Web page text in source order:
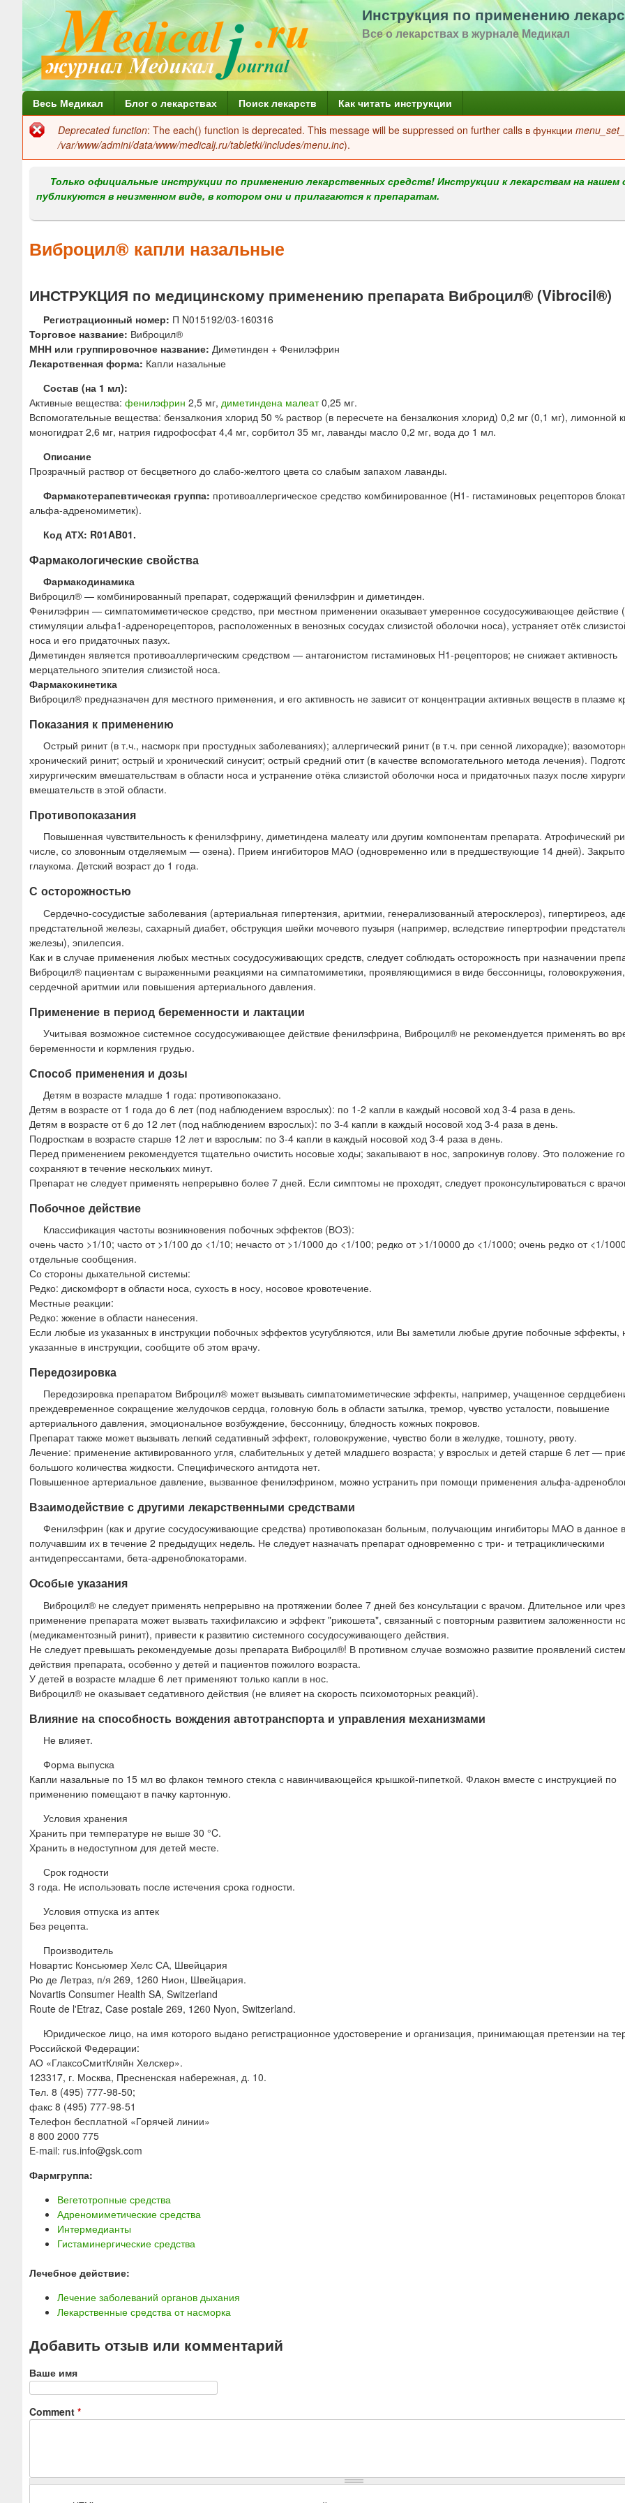
Перейти
к
содержанию
Инструкция по применению
Все о лекарствах в журнале Медикал
Г
л
н
м
н
Весь Медикал Блог о лекарствах Поиск лекарств Как читать инструкции
Сообщение
об
ошибке
Deprecated function: The each() function is deprecated. This message will be suppressed on further calls в функции
/var/www/admini/data/www/medicalj.ru/tabletki/includes/menu.inc).
Только официальные инструкции по применению лекарственных средств! Инструкции к лекарствам на нашем
публикуются в неизменном виде, в котором они и прилагаются к препаратам.
Виброцил® капли назальные
ИНСТРУКЦИЯ по медицинскому применению препарата Виброцил® (Vibrocil®)
Регистрационный номер: П N015192/03-160316
Торговое название: Виброцил®
МНН или группировочное название: Диметинден + Фенилэфрин
Лекарственная форма: Капли назальные
Состав (на 1 мл):
Активные вещества: фенилэфрин 2,5 мг, диметиндена малеат0,25 мг.
Вспомогательные вещества: бензалкония хлорид 50 % раствор (в пересчете на бензалкония хлорид) 0,2 мг (0,1 мг), лимонной
моногидрат 2,6 мг, натрия гидрофосфат 4,4 мг, сорбитол 35 мг, лаванды масло 0,2 мг, вода до 1 мл.
Описание
Прозрачный раствор от бесцветного до слабо-желтого цвета со слабым запахом лаванды.
Фармакотерапевтическая группа: противоаллергическое средство комбинированное (Н1- гистаминовых рецепторов
альфа-адреномиметик).
Код АТХ: R01AB01.
Фармакологические свойства
Фармакодинамика
Виброцил® — комбинированный препарат, содержащий фенилэфрин и диметинден.
Фенилэфрин — симпатомиметическое средство, при местном применении оказывает умеренное сосудосуживающее действие
стимуляции альфа1-адренорецепторов, расположенных в венозных сосудах слизистой оболочки носа), устраняет отёк
носа и его придаточных пазух.
Диметинден является противоаллергическим средством — антагонистом гистаминовых H1-рецепторов; не снижает активность
мерцательного эпителия слизистой носа.
Фармакокинетика
Виброцил® предназначен для местного применения, и его активность не зависит от концентрации активных веществ в плазме
Показания к применению
Острый ринит (в т.ч., насморк при простудных заболеваниях); аллергический ринит (в т.ч. при сенной лихорадке);
хронический ринит; острый и хронический синусит; острый средний отит (в качестве вспомогательного метода лечения).
хирургическим вмешательствам в области носа и устранение отёка слизистой оболочки носа и придаточных пазух после
вмешательств в этой области.
Противопоказания
Повышенная чувствительность к фенилэфрину, диметиндена малеату или другим компонентам препарата. Атрофический
числе, со зловонным отделяемым — озена). Прием ингибиторов МАО (одновременно или в предшествующие 14 дней).
глаукома. Детский возраст до 1 года.
С осторожностью
Сердечно-сосудистые заболевания (артериальная гипертензия, аритмии, генерализованный атеросклероз), гипертиреоз,
предстательной железы, сахарный диабет, обструкция шейки мочевого пузыря (например, вследствие гипертрофии
железы), эпилепсия.
Как и в случае применения любых местных сосудосуживающих средств, следует соблюдать осторожность при назначении
Виброцил® пациентам с выраженными реакциями на симпатомиметики, проявляющимися в виде бессонницы,
сердечной аритмии или повышения артериального давления.
Применение в период беременности и лактации
Учитывая возможное системное сосудосуживающее действие фенилэфрина, Виброцил® не рекомендуется применять во
беременности и кормления грудью.
Способ применения и дозы
Детям в возрасте младше 1 года: противопоказано.
Детям в возрасте от 1 года до 6 лет (под наблюдением взрослых): по 1-2 капли в каждый носовой ход 3-4 раза в день.
Детям в возрасте от 6 до 12 лет (под наблюдением взрослых): по 3-4 капли в каждый носовой ход 3-4 раза в день.
Подросткам в возрасте старше 12 лет и взрослым: по 3-4 капли в каждый носовой ход 3-4 раза в день.
Перед применением рекомендуется тщательно очистить носовые ходы; закапывают в нос, запрокинув голову. Это положение
сохраняют в течение нескольких минут.
Препарат не следует применять непрерывно более 7 дней. Если симптомы не проходят, следует проконсультироваться с
Побочное действие
Классификация частоты возникновения побочных эффектов (ВОЗ):
очень часто >1/10; часто от >1/100 до <1/10; нечасто от >1/1000 до <1/100; редко от >1/10000 до <1/1000; очень редко от <1/
отдельные сообщения.
Со стороны дыхательной системы:
Редко: дискомфорт в области носа, сухость в носу, носовое кровотечение.
Местные реакции:
Редко: жжение в области нанесения.
Если любые из указанных в инструкции побочных эффектов усугубляются, или Вы заметили любые другие побочные эффекты,
указанные в инструкции, сообщите об этом врачу.
Передозировка
Передозировка препаратом Виброцил® может вызывать симпатомиметические эффекты, например, учащенное
преждевременное сокращение желудочков сердца, головную боль в области затылка, тремор, чувство усталости, повышение
артериального давления, эмоциональное возбуждение, бессонницу, бледность кожных покровов.
Препарат также может вызывать легкий седативный эффект, головокружение, чувство боли в желудке, тошноту, рвоту.
Лечение: применение активированного угля, слабительных у детей младшего возраста; у взрослых и детей старше 6 лет —
большого количества жидкости. Специфического антидота нет.
Повышенное артериальное давление, вызванное фенилэфрином, можно устранить при помощи применения альфа-
Взаимодействие с другими лекарственными средствами
Фенилэфрин (как и другие сосудосуживающие средства) противопоказан больным, получающим ингибиторы МАО в данное
получавшим их в течение 2 предыдущих недель. Не следует назначать препарат одновременно с три- и тетрациклическими
антидепрессантами, бета-адреноблокаторами.
Особые указания
Виброцил® не следует применять непрерывно на протяжении более 7 дней без консультации с врачом. Длительное или
применение препарата может вызвать тахифилаксию и эффект "рикошета", связанный с повторным развитием заложенности
(медикаментозный ринит), привести к развитию системного сосудосуживающего действия.
Не следует превышать рекомендуемые дозы препарата Виброцил®! В противном случае возможно развитие проявлений
действия препарата, особенно у детей и пациентов пожилого возраста.
У детей в возрасте младше 6 лет применяют только капли в нос.
Виброцил® не оказывает седативного действия (не влияет на скорость психомоторных реакций).
Влияние на способность вождения автотранспорта и управления механизмами
Не влияет.
Форма выпуска
Капли назальные по 15 мл во флакон темного стекла с навинчивающейся крышкой-пипеткой. Флакон вместе с инструкцией по
применению помещают в пачку картонную.
Условия хранения
Хранить при температуре не выше 30 °C.
Хранить в недоступном для детей месте.
Срок годности
3 года. Не использовать после истечения срока годности.
Условия отпуска из аптек
Без рецепта.
Производитель
Новартис Консьюмер Хелс СА, Швейцария
Рю де Летраз, п/я 269, 1260 Нион, Швейцария.
Novartis Consumer Health SA, Switzerland
Route de l'Etraz, Case postale 269, 1260 Nyon, Switzerland.
Юридическое лицо, на имя которого выдано регистрационное удостоверение и организация, принимающая претензии на
Российской Федерации:
АО «ГлаксоСмитКляйн Хелскер».
123317, г. Москва, Пресненская набережная, д. 10.
Тел. 8 (495) 777-98-50;
факс 8 (495) 777-98-51
Телефон бесплатной «Горячей линии»
8 800 2000 775
E-mail: rus.info@gsk.com
Фармгруппа:
Вегетотропные средства
Адреномиметические средства
Интермедианты
Гистаминергические средства
Лечебное действие:
Лечение заболеваний органов дыхания
Лекарственные средства от насморка
Добавить отзыв или комментарий
Ваше имя
Comment *